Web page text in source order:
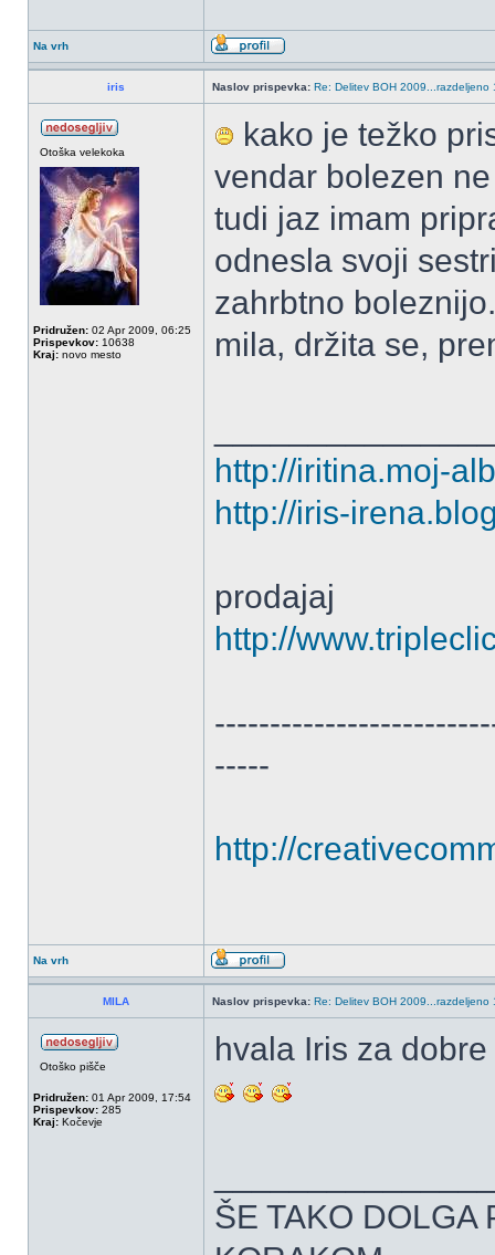
Na vrh
iris Naslov prispevka: Re: Delitev BOH
Otoška velekoka
Pridružen: 02 Apr 2009, 06:25
Prispevkov: 10638
Kraj: novo mesto
kako je težko
vendar bolezen
tudi jaz imam
odnesla svoji
zahrbtno boleznijo.
mila, držita se,
http://iritina.moj-
http://iris-
prodajaj
http://
-----
http://
Na vrh
MILA Naslov prispevka: Re: Delitev BOH
Otoško pišče
Pridružen: 01 Apr 2009, 17:54
Prispevkov: 285
Kraj: Kočevje
hvala Iris za
ŠE TAKO DOLGA